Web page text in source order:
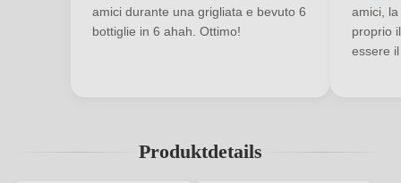
Ihre E-Mail-Adresse
amici durante una grigliata e bevuto 6
bottiglie in 6 ahah. Ottimo!
amici,
proprio
essere
Produktdetails